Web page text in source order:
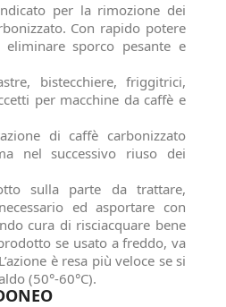
per la rimozione dei
Con rapido potere
sporco pesante e
bistecchiere, friggitrici,
per macchine da caffè e
di caffè carbonizzato
nel successivo riuso dei
sulla parte da trattare,
ed asportare con
cura di risciacquare bene
se usato a freddo, va
è resa più veloce se si
(50°-60°C).